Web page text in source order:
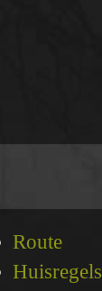
Route
Huisregels